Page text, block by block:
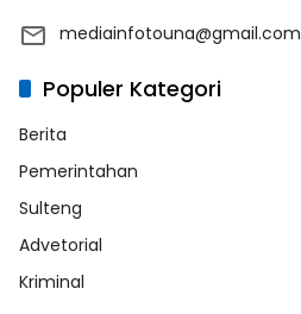
mediainfotouna@gmail.com
Populer Kategori
Berita
Pemerintahan
Sulteng
Advetorial
Kriminal